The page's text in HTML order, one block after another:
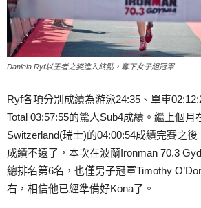
Daniela Ryf以王者之姿進入終點，奪下女子組冠軍
Ryf各項分別成績為游泳24:35、單車
Total 03:57:55的驚人Sub4成績。繼上個月
Switzerland(瑞士)的04:00:54成績完賽之
成績不遠了，本次在波蘭Ironman 70.3
總排名第6名，也僅男子冠軍Timothy
右，相信他已經準備好Kona了。